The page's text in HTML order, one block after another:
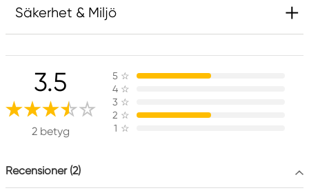
Säkerhet & Miljö
3.5
2 betyg
5 ☆
4 ☆
3 ☆
2 ☆
1 ☆
Recensioner (2)